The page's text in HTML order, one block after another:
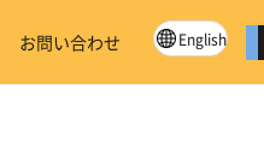
お問い合わせ English